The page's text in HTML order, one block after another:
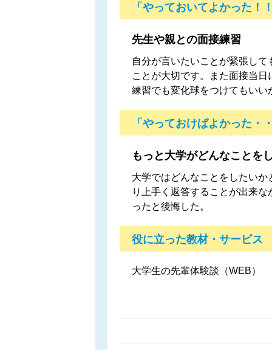
「やっておいてよかった！
先生や親との面接練習
自分が言いたいことが緊張し
ことが大切です。また面接当
練習でも変化球をつけてもいい
「やっておけばよかった・
もっと大学がどんなことを
大学ではどんなことをしたい
り上手く返答することが出来
ったと後悔した。
役に立った教材・サービス
大学生の先輩体験談（WEB）